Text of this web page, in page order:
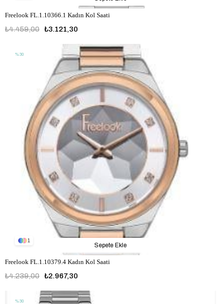
Freelook FL.1.10366.1 Kadın Kol Saati
₺3.121,30
₺4.459,00
1
Freelook FL.1.10379.4 Kadın Kol Saati
₺2.967,30
₺4.239,00
Sepete Ekle
%30
%30